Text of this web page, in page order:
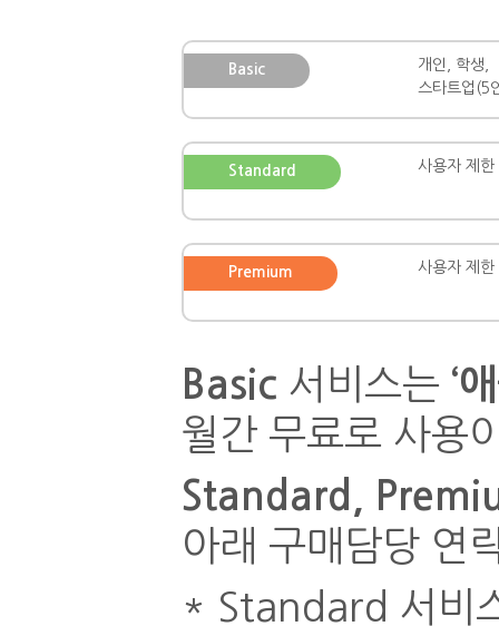
Basic
개인, 학생,
스타트업(5
Standard 사용자 제한
Premium 사용자 제한
Basic 서비스는 ‘
월간 무료로 사용
Standard,
아래 구매담당 연
* Standard 서비